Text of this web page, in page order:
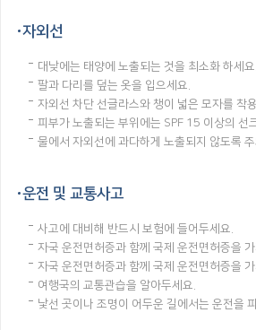
자외선
대낮에는 태양에 노출되는 것을 최소화 하세요.
팔과 다리를 덮는 옷을 입으세요.
자외선 차단 선글라스와 챙이 넓은 모자를 착
피부가 노출되는 부위에는 SPF 15 이상의 선
물에서 자외선에 과다하게 노출되지 않도록 주
운전 및 교통사고
사고에 대비해 반드시 보험에 들어두세요.
자국 운전면허증과 함께 국제 운전면허증을 가
자국 운전면허증과 함께 국제 운전면허증을 가
여행국의 교통관습을 알아두세요.
낯선 곳이나 조명이 어두운 길에서는 운전을